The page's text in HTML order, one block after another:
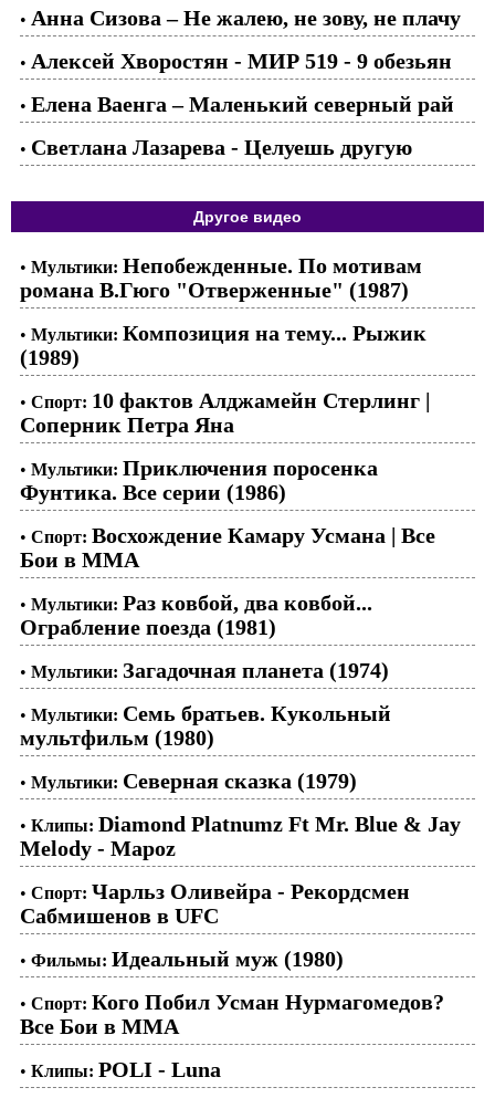
• Анна Сизова – Не жалею, не зову, не плачу
• Алексей Хворостян - МИР 519 - 9 обезьян
• Елена Ваенга – Маленький северный рай
• Светлана Лазарева - Целуешь другую
Другое видео
• Мультики: Непобежденные. По мотивам
романа В.Гюго "Отверженные" (1987)
• Мультики: Композиция на тему... Рыжик
(1989)
• Спорт: 10 фактов Алджамейн Стерлинг |
Соперник Петра Яна
• Мультики: Приключения поросенка
Фунтика. Все серии (1986)
• Спорт: Восхождение Камару Усмана | Все
Бои в ММА
• Мультики: Раз ковбой, два ковбой...
Ограбление поезда (1981)
• Мультики: Загадочная планета (1974)
• Мультики: Семь братьев. Кукольный
мультфильм (1980)
• Мультики: Северная сказка (1979)
• Клипы: Diamond Platnumz Ft Mr. Blue & Jay
Melody - Mapoz
• Спорт: Чарльз Оливейра - Рекордсмен
Сабмишенов в UFC
• Фильмы: Идеальный муж (1980)
• Спорт: Кого Побил Усман Нурмагомедов?
Все Бои в ММА
• Клипы: POLI - Luna